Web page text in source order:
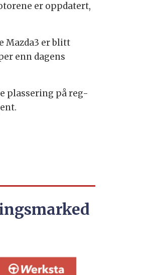
er oppdatert,
Mazda3 er blitt
enn dagens
plassering på reg-